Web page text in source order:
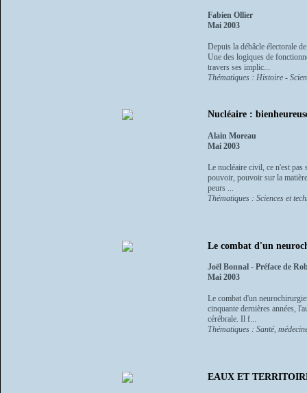
Fabien Ollier
Mai 2003
Depuis la débâcle électorale
Une des logiques de
travers ses implic...
Thématiques : Histoire -
Nucléaire :
Alain Moreau
Mai 2003
Le nucléaire civil, ce n'est pas
pouvoir, pouvoir sur la
peurs ...
Thématiques : Sciences et
Le combat d'un
Joël Bonnal - Préface de
Mai 2003
Le combat d'un
cinquante dernières années,
cérébrale. Il f...
Thématiques : Santé,
EAUX ET